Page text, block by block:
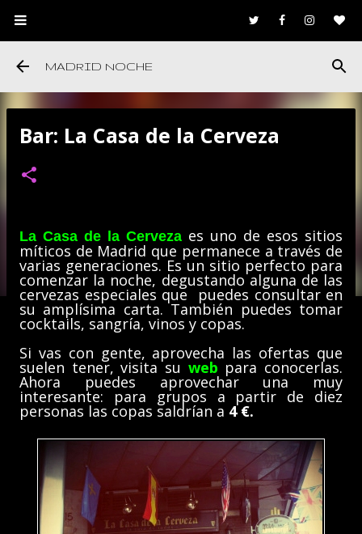
Ir al contenido principal
MADRID NOCHE
Bar: La Casa de la Cerveza
La Casa de la Cerveza es uno de esos sitios
míticos de Madrid que permanece a través de
varias generaciones. Es un sitio perfecto para
comenzar la noche, degustando alguna de las
cervezas especiales que puedes consultar en
su amplísima carta. También puedes tomar
cocktails, sangría, vinos y copas.
Si vas con gente, aprovecha las ofertas que
suelen tener, visita su web para conocerlas.
Ahora puedes aprovechar una muy
interesante: para grupos a partir de diez
personas las copas saldrían a 4 €.